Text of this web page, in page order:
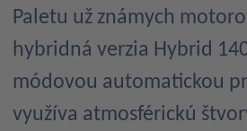
Paletu už známych
hybridná verzia Hybrid
módovou automatickou
využíva atmosférickú